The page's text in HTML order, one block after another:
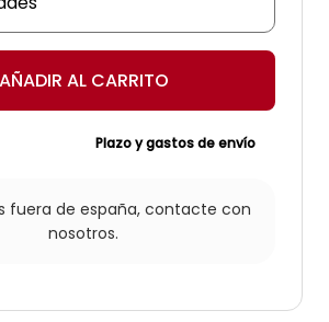
AÑADIR AL CARRITO
Plazo y gastos de envío
fuera de españa, contacte con
nosotros.